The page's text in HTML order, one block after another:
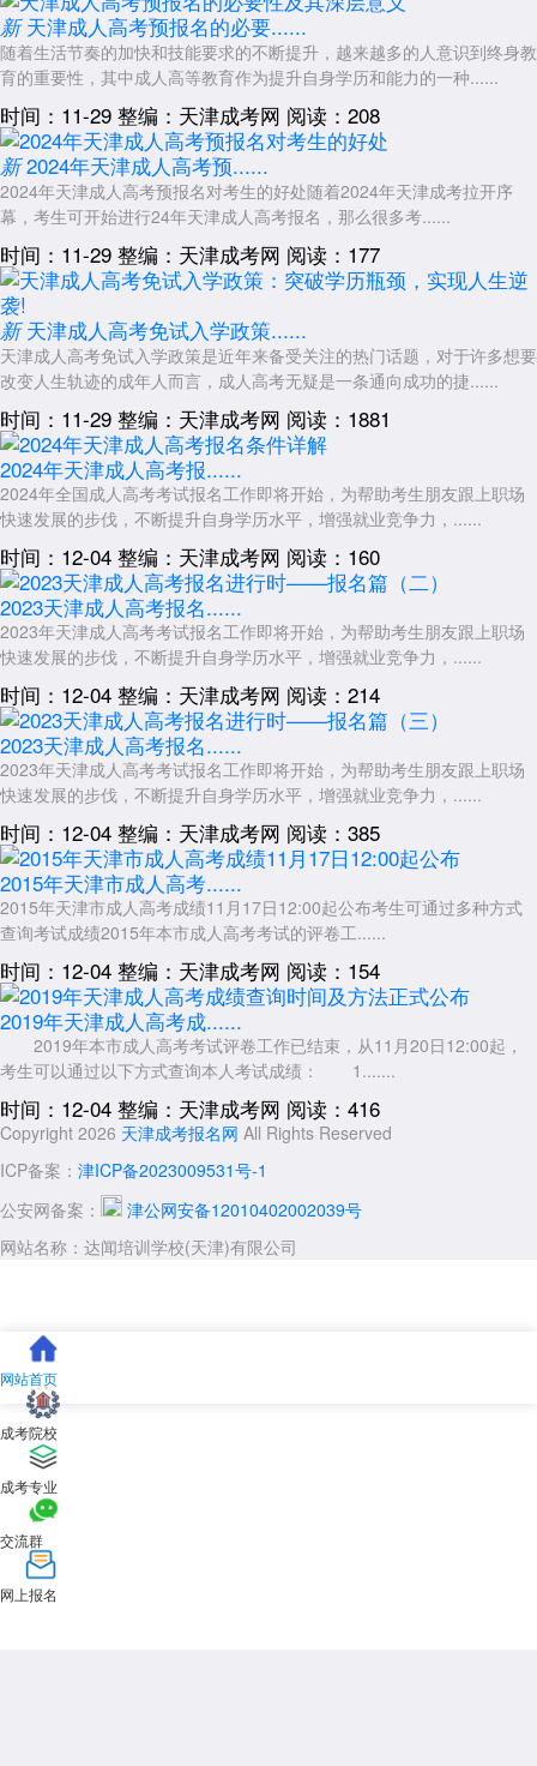
新 天津成人高考预报名的必要......
随着生活节奏的加快和技能要求的不断提升，越来越多的人意识到终身教
育的重要性，其中成人高等教育作为提升自身学历和能力的一种......
时间：11-29 整编：天津成考网 阅读：208
新 2024年天津成人高考预......
2024年天津成人高考预报名对考生的好处随着2024年天津成考拉开序
幕，考生可开始进行24年天津成人高考报名，那么很多考......
时间：11-29 整编：天津成考网 阅读：177
新 天津成人高考免试入学政策......
天津成人高考免试入学政策是近年来备受关注的热门话题，对于许多想要
改变人生轨迹的成年人而言，成人高考无疑是一条通向成功的捷......
时间：11-29 整编：天津成考网 阅读：1881
2024年天津成人高考报......
2024年全国成人高考考试报名工作即将开始，为帮助考生朋友跟上职场
快速发展的步伐，不断提升自身学历水平，增强就业竞争力，......
时间：12-04 整编：天津成考网 阅读：160
2023天津成人高考报名......
2023年天津成人高考考试报名工作即将开始，为帮助考生朋友跟上职场
快速发展的步伐，不断提升自身学历水平，增强就业竞争力，......
时间：12-04 整编：天津成考网 阅读：214
2023天津成人高考报名......
2023年天津成人高考考试报名工作即将开始，为帮助考生朋友跟上职场
快速发展的步伐，不断提升自身学历水平，增强就业竞争力，......
时间：12-04 整编：天津成考网 阅读：385
2015年天津市成人高考......
2015年天津市成人高考成绩11月17日12:00起公布考生可通过多种方式
查询考试成绩2015年本市成人高考考试的评卷工......
时间：12-04 整编：天津成考网 阅读：154
2019年天津成人高考成......
2019年本市成人高考考试评卷工作已结束，从11月20日12:00起，
考生可以通过以下方式查询本人考试成绩： 1.......
时间：12-04 整编：天津成考网 阅读：416
Copyright 2026 天津成考报名网 All Rights Reserved
ICP备案： 津ICP备2023009531号-1
公安网备案：
津公网安备12010402002039号
网站名称：达闻培训学校(天津)有限公司
网站首页
成考院校
成考专业
交流群
网上报名